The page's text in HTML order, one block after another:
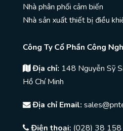
Nhà phân phối cảm biến
Nhà sản xuất thiết bị điều
Công Ty Cổ Phần Công
Địa chỉ: 148 Nguyễn Sỹ
Hồ Chí Minh
Địa chỉ Email:
Điện thoại: (028) 38